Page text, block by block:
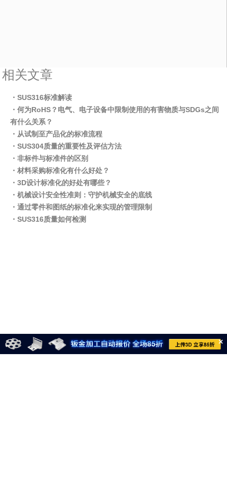
相关文章
・SUS316标准解读
・何为RoHS？电气、电子设备中限制使用的有害物质与SDGs之间
有什么关系？
・从试制至产品化的标准流程
・SUS304质量的重要性及评估方法
・非标件与标准件的区别
・材料采购标准化有什么好处？
・3D设计标准化的好处有哪些？
・机械设计安全性准则：守护机械安全的底线
・通过零件和图纸的标准化来实现的管理限制
・SUS316质量如何检测
×